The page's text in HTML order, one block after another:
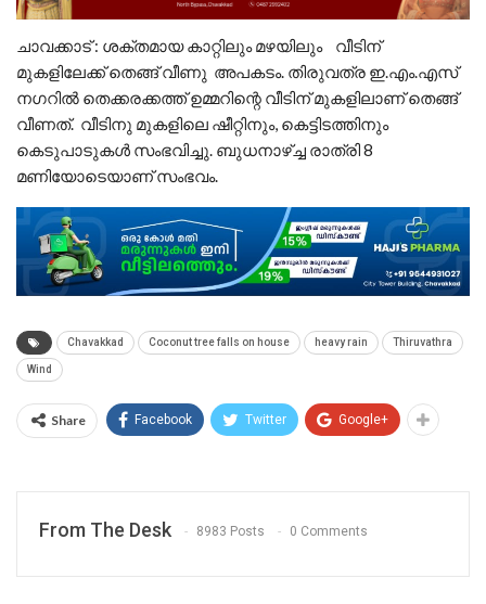
ചാവക്കാട് : ശക്തമായ കാറ്റിലും മഴയിലും വീടിന്
മുകളിലേക്ക് തെങ്ങ് വീണു അപകടം. തിരുവത്ര ഇ.എം.എസ്
നഗറിൽ തെക്കരക്കത്ത് ഉമ്മറിന്റെ വീടിന് മുകളിലാണ് തെങ്ങ്
വീണത്. വീടിനു മുകളിലെ ഷീറ്റിനും, കെട്ടിടത്തിനും
കെടുപാടുകൾ സംഭവിച്ചു. ബുധനാഴ്ച്ച രാത്രി 8
മണിയോടെയാണ് സംഭവം.
Chavakkad Coconut tree falls on house heavy rain Thiruvathra
Wind
Share Facebook Twitter Google+
From The Desk 8983 Posts 0 Comments